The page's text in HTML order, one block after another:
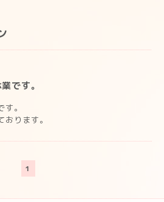
です。
。
ります。
1